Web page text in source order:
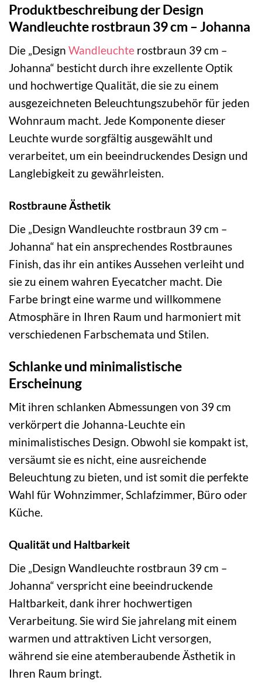
Produktbeschreibung der Design
Wandleuchte rostbraun 39 cm – Johanna
Die „Design Wandleuchte rostbraun 39 cm –
Johanna“ besticht durch ihre exzellente Optik
und hochwertige Qualität, die sie zu einem
ausgezeichneten Beleuchtungszubehör für jeden
Wohnraum macht. Jede Komponente dieser
Leuchte wurde sorgfältig ausgewählt und
verarbeitet, um ein beeindruckendes Design und
Langlebigkeit zu gewährleisten.
Rostbraune Ästhetik
Die „Design Wandleuchte rostbraun 39 cm –
Johanna“ hat ein ansprechendes Rostbraunes
Finish, das ihr ein antikes Aussehen verleiht und
sie zu einem wahren Eyecatcher macht. Die
Farbe bringt eine warme und willkommene
Atmosphäre in Ihren Raum und harmoniert mit
verschiedenen Farbschemata und Stilen.
Schlanke und minimalistische
Erscheinung
Mit ihren schlanken Abmessungen von 39 cm
verkörpert die Johanna-Leuchte ein
minimalistisches Design. Obwohl sie kompakt ist,
versäumt sie es nicht, eine ausreichende
Beleuchtung zu bieten, und ist somit die perfekte
Wahl für Wohnzimmer, Schlafzimmer, Büro oder
Küche.
Qualität und Haltbarkeit
Die „Design Wandleuchte rostbraun 39 cm –
Johanna“ verspricht eine beeindruckende
Haltbarkeit, dank ihrer hochwertigen
Verarbeitung. Sie wird Sie jahrelang mit einem
warmen und attraktiven Licht versorgen,
während sie eine atemberaubende Ästhetik in
Ihren Raum bringt.